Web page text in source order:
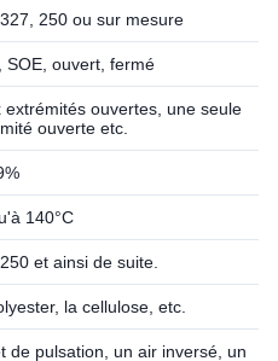
250 ou sur mesure
SOE, ouvert, fermé
extrémités ouvertes, une seule
ouverte etc.
140°C
et ainsi de suite.
la cellulose, etc.
de pulsation, un air inversé, un